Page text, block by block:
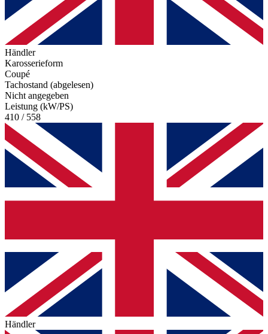
Händler
Karosserieform
Coupé
Tachostand (abgelesen)
Nicht angegeben
Leistung (kW/PS)
410 / 558
Händler